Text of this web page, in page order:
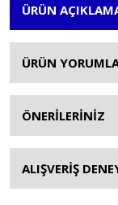
ÜRÜN
ÜRÜN
ÖNERİLERİNİZ
ALIŞVERİŞ